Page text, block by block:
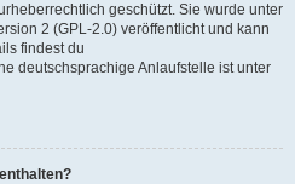
geschützt. Sie wurde unter
2 (GPL-2.0) veröffentlicht und kann
findest du
deutschsprachige Anlaufstelle ist unter